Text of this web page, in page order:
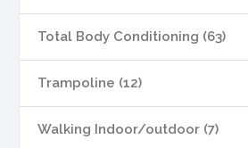
Total Body Conditioning (63)
Trampoline (12)
Walking Indoor/outdoor (7)